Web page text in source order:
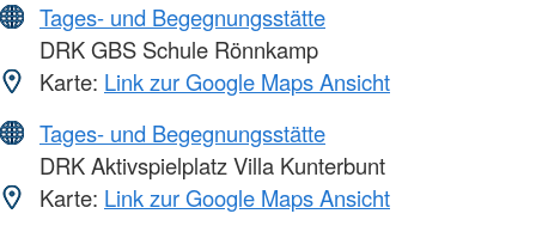
Tages- und Begegnungsstätte
DRK GBS Schule Rönnkamp
Karte: Link zur Google Maps Ansicht
Tages- und Begegnungsstätte
DRK Aktivspielplatz Villa Kunterbunt
Karte: Link zur Google Maps Ansicht